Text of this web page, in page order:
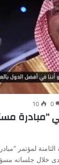
0
10
لمؤتمر
خلال جلساته